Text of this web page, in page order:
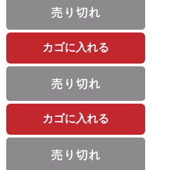
カゴに入れる
カゴに入れる